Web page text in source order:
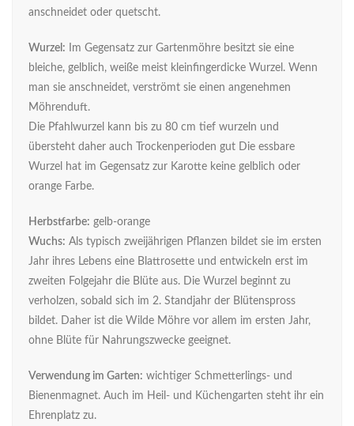
anschneidet oder quetscht.
Wurzel: Im Gegensatz zur Gartenmöhre besitzt sie eine
bleiche, gelblich, weiße meist kleinfingerdicke Wurzel. Wenn
man sie anschneidet, verströmt sie einen angenehmen
Möhrenduft.
Die Pfahlwurzel kann bis zu 80 cm tief wurzeln und
übersteht daher auch Trockenperioden gut Die essbare
Wurzel hat im Gegensatz zur Karotte keine gelblich oder
orange Farbe.
Herbstfarbe: gelb-orange
Wuchs: Als typisch zweijährigen Pflanzen bildet sie im ersten
Jahr ihres Lebens eine Blattrosette und entwickeln erst im
zweiten Folgejahr die Blüte aus. Die Wurzel beginnt zu
verholzen, sobald sich im 2. Standjahr der Blütenspross
bildet. Daher ist die Wilde Möhre vor allem im ersten Jahr,
ohne Blüte für Nahrungszwecke geeignet.
Verwendung im Garten: wichtiger Schmetterlings- und
Bienenmagnet. Auch im Heil- und Küchengarten steht ihr ein
Ehrenplatz zu.